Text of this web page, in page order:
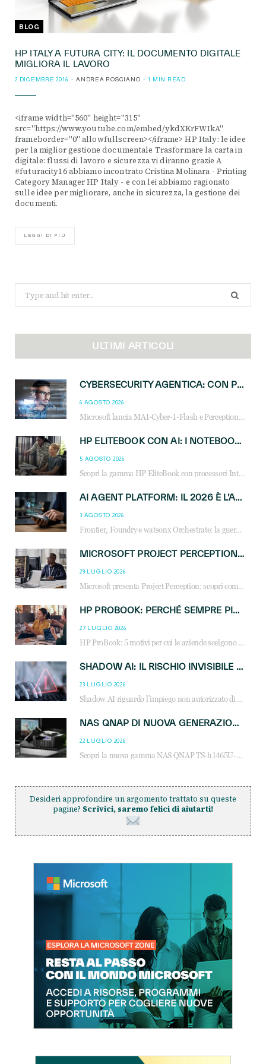
BLOG
HP ITALY A FUTURA CITY: IL DOCUMENTO DIGITALE
MIGLIORA IL LAVORO
2 DICEMBRE 2016 ANDREA ROSCIANO 1 MIN READ
<iframe width="560" height="315"
src="https://www.youtube.com/embed/ykdXKrFWIkA"
frameborder="0" allowfullscreen></iframe> HP Italy: le idee
per la miglior gestione documentale Trasformare la carta in
digitale: flussi di lavoro e sicurezza vi diranno grazie A
#futuracity16 abbiamo incontrato Cristina Molinara - Printing
Category Manager HP Italy - e con lei abbiamo ragionato
sulle idee per migliorare, anche in sicurezza, la gestione dei
documenti.
LEGGI DI PIÙ
for:
ULTIMI ARTICOLI
CYBERSECURITY AGENTICA: CON PERCEPTION E MAI-CYBER-1-FLASH MICROSOFT APRE NUOVI SERVIZI PER IL CANALE
6 AGOSTO 2026
Microsoft lancia MAI-Cyber-1-Flash e Perception: cybersecurity agentica in preview dal 3 novembre. Cosa cambia per MSP, system integrator e reseller.
HP ELITEBOOK CON AI: I NOTEBOOK BUSINESS INTELLIGENTI CHE TRASFORMANO PRODUTTIVITÀ, SICUREZZA E LAVORO IBRIDO
5 AGOSTO 2026
Scopri la gamma HP EliteBook con processori Intel® Core™ Ultra e AMD Ryzen™ AI. Notebook business progettati per aumentare la produttività, migliorare la collaborazione e garantire sicurezza avanzata in ufficio e in mobilità.
AI AGENT PLATFORM: IL 2026 È L’ANNO DEL «SISTEMA OPERATIVO» PER GLI AGENTI AZIENDALI
3 AGOSTO 2026
Frontier, Foundry e watsonx Orchestrate: la guerra delle piattaforme AI agent ridisegna il mercato IT. Cosa cambia per reseller, MSP e system integrator.
MICROSOFT PROJECT PERCEPTION: COME GLI AGENTI AI CAMBIERANNO SOC, CYBERSECURITY E SERVIZI MSP
29 LUGLIO 2026
Microsoft presenta Project Perception: scopri come gli agenti AI possono trasformare cybersecurity, SOC e servizi gestiti degli MSP.
HP PROBOOK: PERCHÉ SEMPRE PIÙ AZIENDE SCELGONO NOTEBOOK PROGETTATI PER IL LAVORO MODERNO
27 LUGLIO 2026
HP ProBook: 5 motivi per cui le aziende scelgono i notebook business HP per migliorare produttività, sicurezza e gestione dell’AI.
SHADOW AI: IL RISCHIO INVISIBILE CHE LE AZIENDE POSSONO GOVERNARE
23 LUGLIO 2026
Shadow AI riguardo l’impiego non autorizzato di sistemi AI all’interno dell’azienda. E’ una pratica che si diffonde a partire dai dipendenti fino ai dirigenti e mette a repentaglio la cybersecurity, con costi più elevati per le organizzazioni. Due recenti report illustrano il fenomeno e forniscono dati in merito
NAS QNAP DI NUOVA GENERAZIONE: PIÙ PRESTAZIONI, SCALABILITÀ E PROTEZIONE DEI DATI PER LE INFRASTRUTTURE IT MODERNE
22 LUGLIO 2026
Scopri la nuova gamma NAS QNAP TS-h1465U-RP, TS-h1065eU e TS-h665U: storage aziendale con ZFS, DDR5, E1.S NVMe e connettività 2.5GbE per backup, virtualizzazione e cybersecurity.
Desideri approfondire un argomento trattato su queste
pagine? Scrivici, saremo felici di aiutarti!